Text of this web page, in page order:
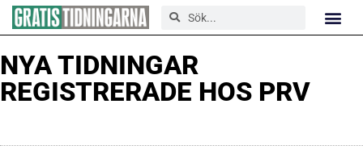
NYA TIDNINGAR
REGISTRERADE HOS PRV